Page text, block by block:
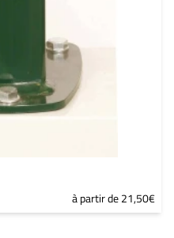
à partir de 21,50€